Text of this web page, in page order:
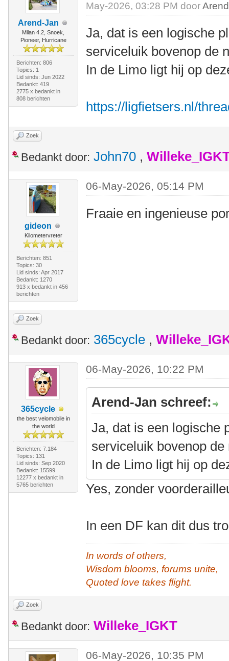
Arend-Jan
Milan 4.2, Snoek,
Pioneer, Hurricane
Berichten: 806
Topics: 1
Lid sinds: Jun 2022
Bedankt: 419
2775 x bedankt in
808 berichten
May-2026, 03:28 PM door
Ja, dat is een logische
serviceluik bovenop de
In de Limo ligt hij op
https://ligfietsers.nl/
Zoek
Bedankt door: John70 ,
gideon
Kilometervreter
Berichten: 851
Topics: 30
Lid sinds: Apr 2017
Bedankt: 1270
913 x bedankt in 456
berichten
06-May-2026, 05:14 PM
Fraaie en ingenieuse
Zoek
Bedankt door: 365cycle ,
365cycle
the best velomobile in
the world
Berichten: 7.184
Topics: 131
Lid sinds: Sep 2020
Bedankt: 15599
12277 x bedankt in
5765 berichten
06-May-2026, 10:22 PM
Arend-Jan schreef:
Ja, dat is een logische
serviceluik bovenop
In de Limo ligt hij op
Yes, zonder
In een DF kan dit dus
In words of others,
Wisdom blooms, forums unite,
Quoted love takes flight.
Zoek
Bedankt door: Willeke_IGKT
06-May-2026, 10:35 PM